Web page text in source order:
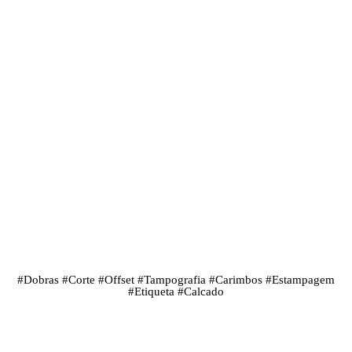
#Dobras #Corte #Offset #Tampografia #Carimbos #Estampagem
#Etiqueta #Calcado